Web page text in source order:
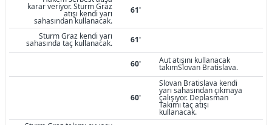
karar veriyor. Sturm Graz
atışı kendi yarı
sahasından kullanacak.
61'
Sturm Graz kendi yarı
sahasında taç kullanacak. 61'
60' Aut atışını kullanacak
takımSlovan Bratislava.
60'
Slovan Bratislava kendi
yarı sahasından çıkmaya
çalışıyor. Deplasman
Takımı taç atışı
kullanacak.